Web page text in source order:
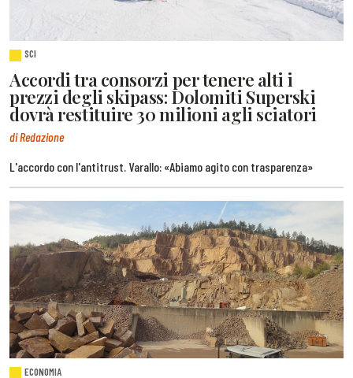
SCI
Accordi tra consorzi per tenere alti i
prezzi degli skipass: Dolomiti Superski
dovrà restituire 30 milioni agli sciatori
di Redazione
L'accordo con l'antitrust. Varallo: «Abiamo agito con trasparenza»
ECONOMIA